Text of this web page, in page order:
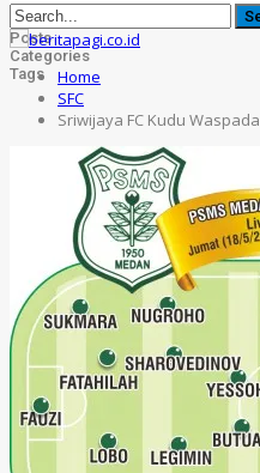
Posts
Categories
Tags
Home
SFC
Sriwijaya FC Kudu